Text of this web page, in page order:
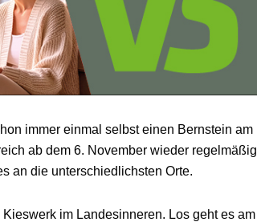
immer einmal selbst einen Bernstein am
ab dem 6. November wieder regelmäßig
an die unterschiedlichsten Orte.
im Landesinneren. Los geht es am